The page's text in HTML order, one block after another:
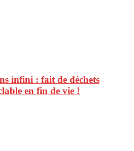
infini : fait de déchets
en fin de vie !